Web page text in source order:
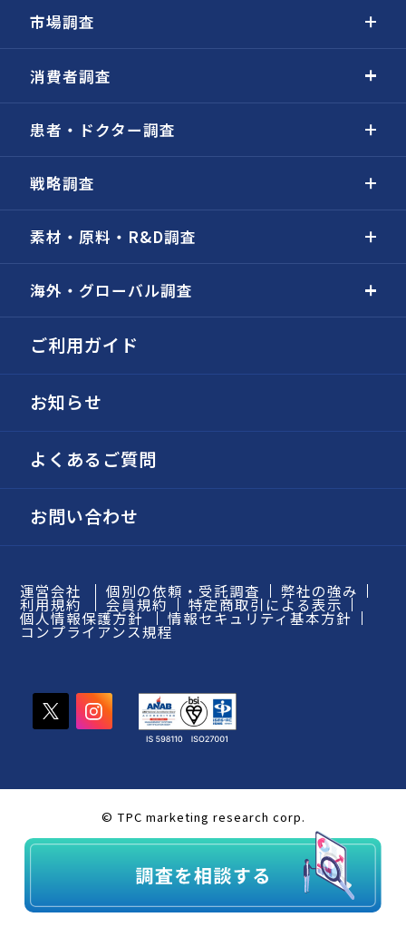
市場調査
消費者調査
患者・ドクター調査
戦略調査
素材・原料・R&D調査
海外・グローバル調査
ご利用ガイド
お知らせ
よくあるご質問
お問い合わせ
運営会社 個別の依頼・受託調査 弊社の強み
利用規約 会員規約 特定商取引による表示
個人情報保護方針 情報セキュリティ基本方針
コンプライアンス規程
© TPC marketing research corp.